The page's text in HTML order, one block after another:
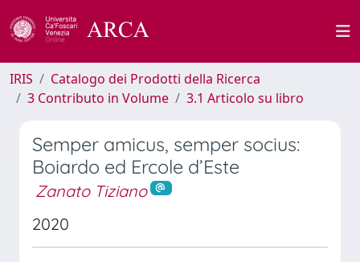
IRIS
Catalogo dei Prodotti della Ricerca
3 Contributo in Volume
3.1 Articolo su libro
Semper amicus, semper socius:
Boiardo ed Ercole d’Este
Zanato Tiziano
2020